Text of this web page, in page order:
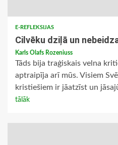
E-REFLEKSIJAS
Cilvēku dziļā un
Karls Olafs Rozeniuss
Tāds bija traģiskais velna
aptraipīja arī mūs. Visiem
kristiešiem ir jāatzīst un
tālāk